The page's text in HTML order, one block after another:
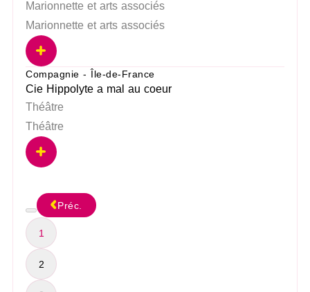
Marionnette et arts associés
Marionnette et arts associés
Compagnie - Île-de-France
Cie Hippolyte a mal au coeur
Théâtre
Théâtre
Préc.
1
2